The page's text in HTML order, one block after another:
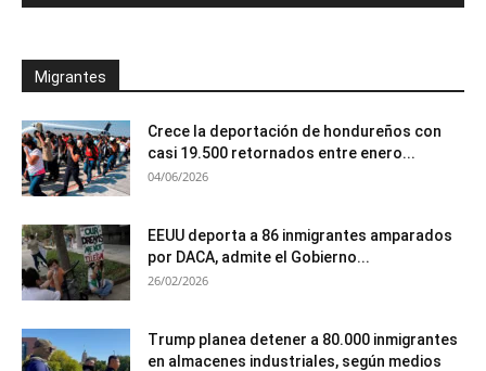
Migrantes
Crece la deportación de hondureños con
casi 19.500 retornados entre enero...
04/06/2026
EEUU deporta a 86 inmigrantes amparados
por DACA, admite el Gobierno...
26/02/2026
Trump planea detener a 80.000 inmigrantes
en almacenes industriales, según medios